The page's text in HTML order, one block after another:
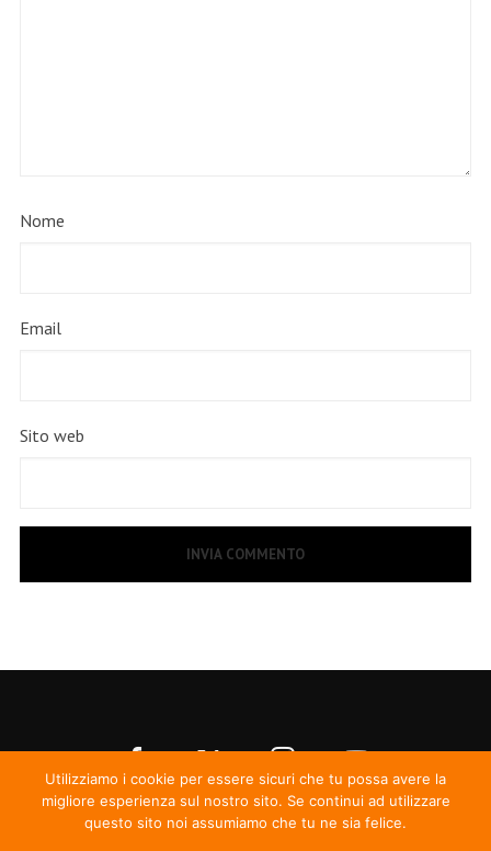
Nome
Email
Sito web
Utilizziamo i cookie per essere sicuri che tu possa avere la
migliore esperienza sul nostro sito. Se continui ad utilizzare
questo sito noi assumiamo che tu ne sia felice.